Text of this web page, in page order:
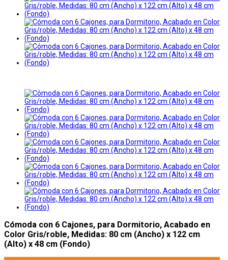
Cómoda con 6 Cajones, para Dormitorio, Acabado en
Color Gris/roble, Medidas: 80 cm (Ancho) x 122 cm
(Alto) x 48 cm (Fondo)